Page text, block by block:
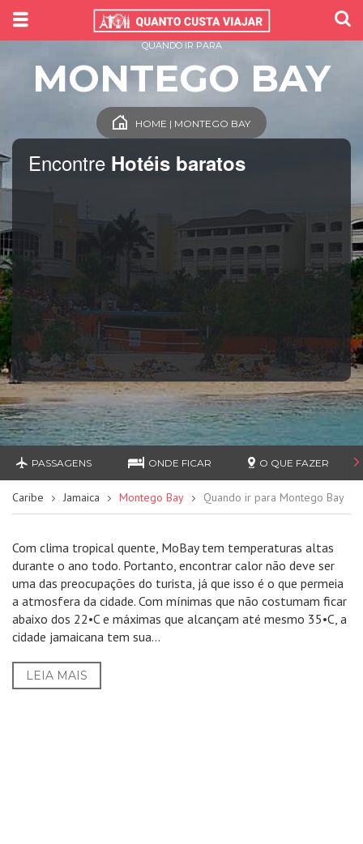
Encontre Hotéis baratos
QUANDO IR PARA
MONTEGO BAY
HOME | MONTEGO BAY
PASSAGENS ONDE FICAR O QUE FAZER
Caribe Jamaica Montego Bay Quando ir para Montego Bay
Com clima tropical quente, MoBay tem temperaturas altas
durante o ano todo. Portanto, encontrar calor não deve ser
uma das preocupações do turista, já que isso é o que permeia
a atmosfera da cidade. Com mínimas que não costumam ficar
abaixo dos 22•C e máximas que alcançam até mesmo 35•C, a
cidade jamaicana tem sua...
LEIA MAIS